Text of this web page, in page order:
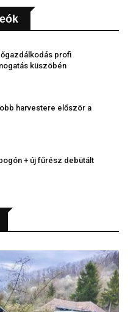
profi
küszöbén
harvestere először a
+ új fűrész debütált